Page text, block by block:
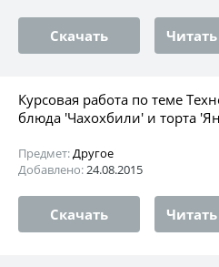
Скачать
Курсовая работа по теме
блюда 'Чахохбили' и торта
Предмет:Другое
Добавлено:24.08.2015
Скачать